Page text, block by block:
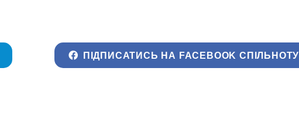
ПІДПИСАТИСЬ НА FACEBOOK СПІЛЬНОТУ